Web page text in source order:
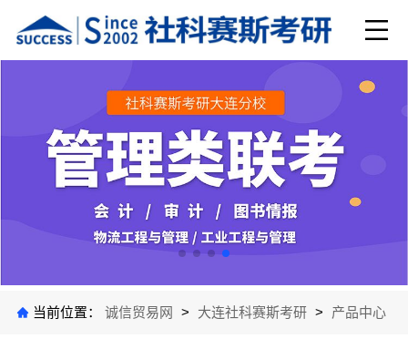
当前位置： 诚信贸易网 > 大连社科赛斯考研 > 产品中心